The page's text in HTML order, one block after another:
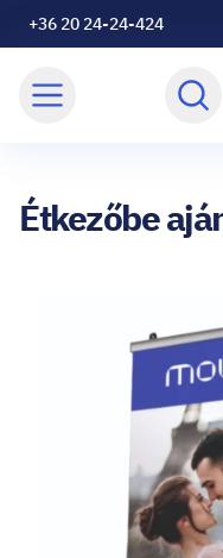
+36 20 24-24-424
Étkezőbe